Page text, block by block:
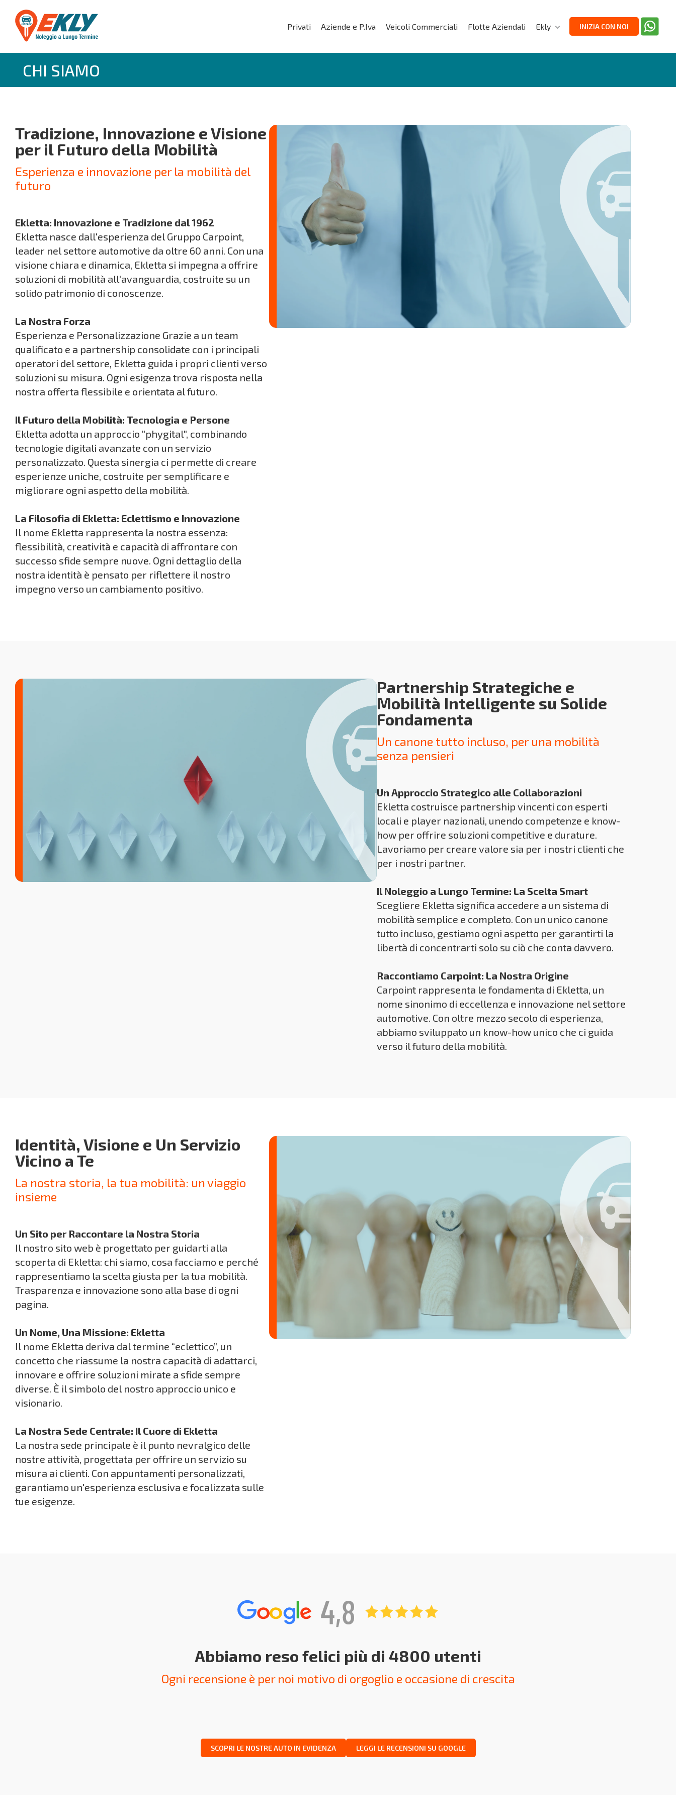
Privati Aziende e P.Iva Veicoli Commerciali Flotte Aziendali Ekly INIZIA CON NOI
CHI SIAMO
Tradizione, Innovazione e Visione
per il Futuro della Mobilità
Esperienza e innovazione per la mobilità del
futuro
Ekletta: Innovazione e Tradizione dal 1962
Ekletta nasce dall'esperienza del Gruppo Carpoint,
leader nel settore automotive da oltre 60 anni. Con una
visione chiara e dinamica, Ekletta si impegna a offrire
soluzioni di mobilità all'avanguardia, costruite su un
solido patrimonio di conoscenze.
La Nostra Forza
Esperienza e Personalizzazione Grazie a un team
qualificato e a partnership consolidate con i principali
operatori del settore, Ekletta guida i propri clienti verso
soluzioni su misura. Ogni esigenza trova risposta nella
nostra offerta flessibile e orientata al futuro.
Il Futuro della Mobilità: Tecnologia e Persone
Ekletta adotta un approccio "phygital", combinando
tecnologie digitali avanzate con un servizio
personalizzato. Questa sinergia ci permette di creare
esperienze uniche, costruite per semplificare e
migliorare ogni aspetto della mobilità.
La Filosofia di Ekletta: Eclettismo e Innovazione
Il nome Ekletta rappresenta la nostra essenza:
flessibilità, creatività e capacità di affrontare con
successo sfide sempre nuove. Ogni dettaglio della
nostra identità è pensato per riflettere il nostro
impegno verso un cambiamento positivo.
Partnership Strategiche e
Mobilità Intelligente su Solide
Fondamenta
Un canone tutto incluso, per una mobilità
senza pensieri
Un Approccio Strategico alle Collaborazioni
Ekletta costruisce partnership vincenti con esperti
locali e player nazionali, unendo competenze e know-
how per offrire soluzioni competitive e durature.
Lavoriamo per creare valore sia per i nostri clienti che
per i nostri partner.
Il Noleggio a Lungo Termine: La Scelta Smart
Scegliere Ekletta significa accedere a un sistema di
mobilità semplice e completo. Con un unico canone
tutto incluso, gestiamo ogni aspetto per garantirti la
libertà di concentrarti solo su ciò che conta davvero.
Raccontiamo Carpoint: La Nostra Origine
Carpoint rappresenta le fondamenta di Ekletta, un
nome sinonimo di eccellenza e innovazione nel settore
automotive. Con oltre mezzo secolo di esperienza,
abbiamo sviluppato un know-how unico che ci guida
verso il futuro della mobilità.
Identità, Visione e Un Servizio
Vicino a Te
La nostra storia, la tua mobilità: un viaggio
insieme
Un Sito per Raccontare la Nostra Storia
Il nostro sito web è progettato per guidarti alla
scoperta di Ekletta: chi siamo, cosa facciamo e perché
rappresentiamo la scelta giusta per la tua mobilità.
Trasparenza e innovazione sono alla base di ogni
pagina.
Un Nome, Una Missione: Ekletta
Il nome Ekletta deriva dal termine “eclettico”, un
concetto che riassume la nostra capacità di adattarci,
innovare e offrire soluzioni mirate a sfide sempre
diverse. È il simbolo del nostro approccio unico e
visionario.
La Nostra Sede Centrale: Il Cuore di Ekletta
La nostra sede principale è il punto nevralgico delle
nostre attività, progettata per offrire un servizio su
misura ai clienti. Con appuntamenti personalizzati,
garantiamo un'esperienza esclusiva e focalizzata sulle
tue esigenze.
Abbiamo reso felici più di 4800 utenti
Ogni recensione è per noi motivo di orgoglio e occasione di crescita
SCOPRI LE NOSTRE AUTO IN EVIDENZA LEGGI LE RECENSIONI SU GOOGLE